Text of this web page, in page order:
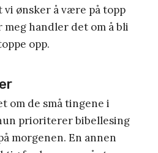
vi ønsker å være på topp
meg handler det om å bli
opp.
om de små tingene i
prioriterer bibellesing
morgenen. En annen